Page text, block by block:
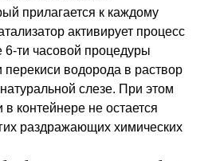
прилагается к каждому
активирует процесс
6-ти часовой процедуры
перекиси водорода в раствор
слезе. При этом
контейнере не остается
раздражающих химических
до 18:00
17:00